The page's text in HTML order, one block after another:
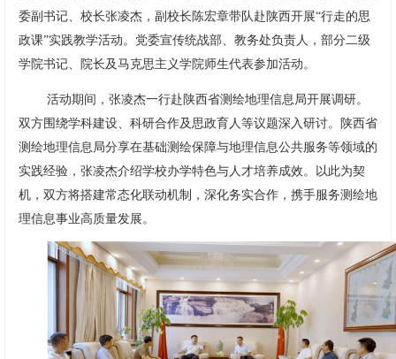
委副书记、校长张凌杰，副校长陈宏章带队赴陕西开展“行走的思
政课”实践教学活动。党委宣传统战部、教务处负责人，部分二级
学院书记、院长及马克思主义学院师生代表参加活动。
活动期间，张凌杰一行赴陕西省测绘地理信息局开展调研。
双方围绕学科建设、科研合作及思政育人等议题深入研讨。陕西省
测绘地理信息局分享在基础测绘保障与地理信息公共服务等领域的
实践经验，张凌杰介绍学校办学特色与人才培养成效。以此为契
机，双方将搭建常态化联动机制，深化务实合作，携手服务测绘地
理信息事业高质量发展。